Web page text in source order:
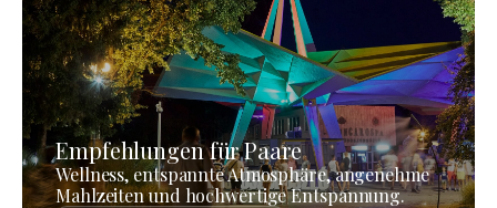
Empfehlungen für Paare
Wellness, entspannte Atmosphäre, angenehme
Mahlzeiten und hochwertige Entspannung.